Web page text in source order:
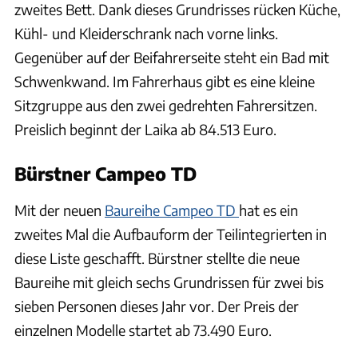
zweites Bett. Dank dieses Grundrisses rücken Küche,
Kühl- und Kleiderschrank nach vorne links.
Gegenüber auf der Beifahrerseite steht ein Bad mit
Schwenkwand. Im Fahrerhaus gibt es eine kleine
Sitzgruppe aus den zwei gedrehten Fahrersitzen.
Preislich beginnt der Laika ab 84.513 Euro.
Bürstner Campeo TD
Mit der neuen Baureihe Campeo TD hat es ein
zweites Mal die Aufbauform der Teilintegrierten in
diese Liste geschafft. Bürstner stellte die neue
Baureihe mit gleich sechs Grundrissen für zwei bis
sieben Personen dieses Jahr vor. Der Preis der
einzelnen Modelle startet ab 73.490 Euro.